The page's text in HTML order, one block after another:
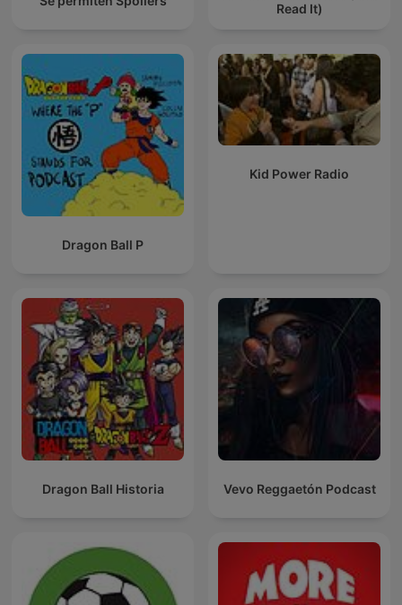
Read It)
Dragon Ball P
Kid Power Radio
Dragon Ball Historia Vevo Reggaetón Podcast